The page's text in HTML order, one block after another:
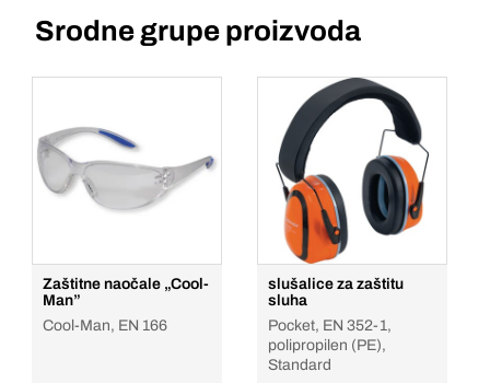
Srodne grupe proizvoda
Zaštitne naočale „Cool-
Man”
Cool-Man, EN 166
slušalice za zaštitu
sluha
Pocket, EN 352-1,
polipropilen (PE),
Standard